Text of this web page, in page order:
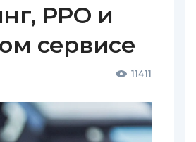
РРО и
сервисе
11411